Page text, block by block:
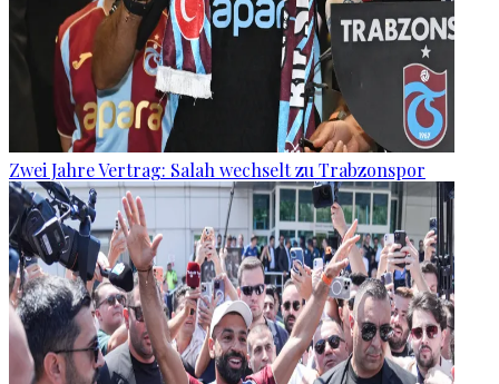
Zwei Jahre Vertrag: Salah wechselt zu Trabzonspor